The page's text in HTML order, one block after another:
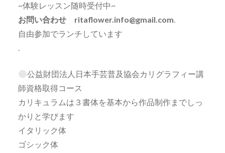
~体験レッスン随時受付中~
お問い合わせ ritaflower.info@gmail.com.
自由参加でランチしています
.
公益財団法人日本手芸普及協会カリグラフィー講
師資格取得コース
カリキュラムは３書体を基本から作品制作までしっ
かりと学びます
イタリック体
ゴシック体